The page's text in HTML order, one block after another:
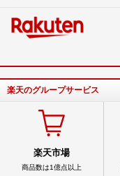
楽天のグループサービス
楽天市場
商品数は1億点以上